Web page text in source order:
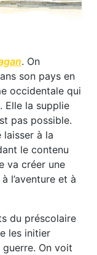
. On
son pays en
occidentale qui
Elle la supplie
pas possible.
à la
le contenu
va créer une
l’aventure et à
du préscolaire
les initier
On voit